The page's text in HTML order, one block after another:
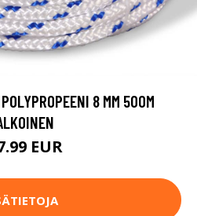
8 MM 500M
EUR